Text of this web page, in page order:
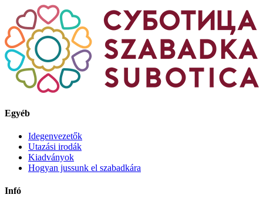
Egyéb
Idegenvezetők
Utazási irodák
Kiadványok
Hogyan jussunk el szabadkára
Infó